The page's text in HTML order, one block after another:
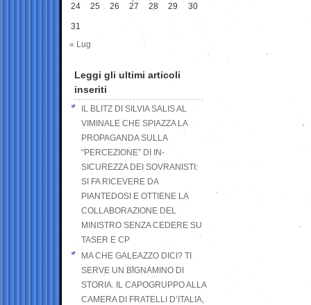
24 25 26 27 28 29 30
31
« Lug
Leggi gli ultimi articoli
inseriti
IL BLITZ DI SILVIA SALIS AL
VIMINALE CHE SPIAZZA LA
PROPAGANDA SULLA
“PERCEZIONE” DI IN-
SICUREZZA DEI SOVRANISTI:
SI FA RICEVERE DA
PIANTEDOSI E OTTIENE LA
COLLABORAZIONE DEL
MINISTRO SENZA CEDERE SU
TASER E CP
MA CHE GALEAZZO DICI? TI
SERVE UN BIGNAMINO DI
STORIA. IL CAPOGRUPPO ALLA
CAMERA DI FRATELLI D’ITALIA,